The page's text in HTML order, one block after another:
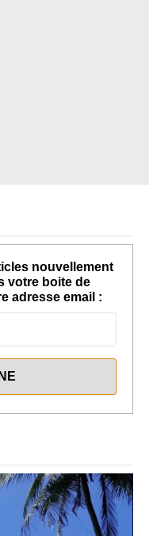
nouvellement
votre boite de
adresse email :